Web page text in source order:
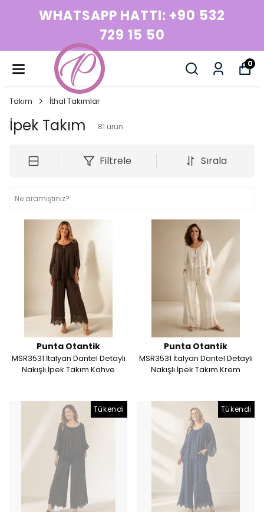
WHATSAPP HATTI: +90 532
729 15 50
0
Takım İthal Takımlar
İpek Takım 81 ürün
Filtrele Sırala
Punta Otantik
MSR3531 İtalyan Dantel Detaylı
Nakışlı İpek Takım Kahve
Punta Otantik
MSR3531 İtalyan Dantel Detaylı
Nakışlı İpek Takım Krem
Tükendi Tükendi